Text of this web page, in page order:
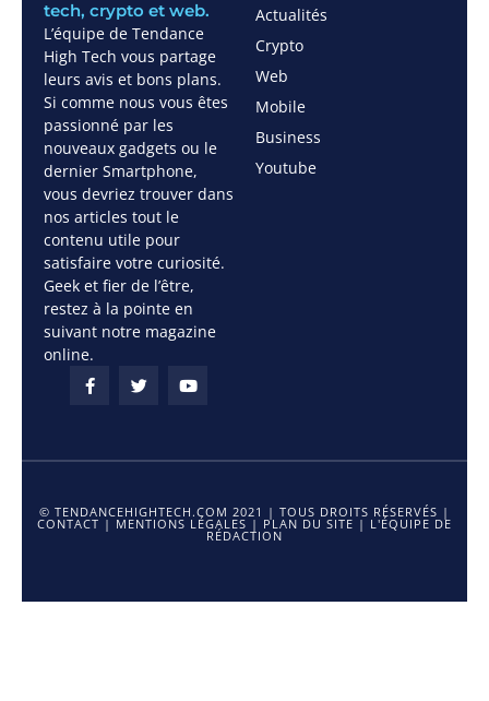
tech, crypto et web.
L’équipe de Tendance
High Tech vous partage
leurs avis et bons plans.
Si comme nous vous êtes
passionné par les
nouveaux gadgets ou le
dernier Smartphone,
vous devriez trouver dans
nos articles tout le
contenu utile pour
satisfaire votre curiosité.
Geek et fier de l’être,
restez à la pointe en
suivant notre magazine
online.
Actualités
Crypto
Web
Mobile
Business
Youtube
© TENDANCEHIGHTECH.COM 2021 | TOUS DROITS RÉSERVÉS |
CONTACT | MENTIONS LÉGALES | PLAN DU SITE | L'ÉQUIPE DE
RÉDACTION